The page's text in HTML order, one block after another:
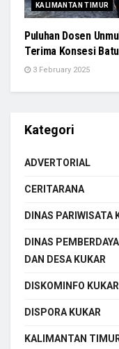
KALIMANTAN TIMUR
Puluhan Dosen
Terima Konsesi
3 February 2025
Kategori
ADVERTORIAL
CERITARANA
DINAS PARIWISATA
DINAS
DAN DESA KUKAR
DISKOMINFO KUKAR
DISPORA KUKAR
KALIMANTAN